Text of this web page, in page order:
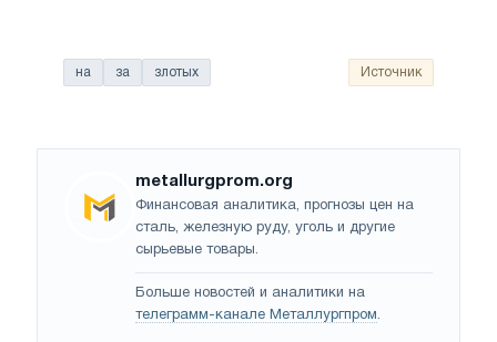
на за злотых Источник
metallurgprom.org
Финансовая аналитика, прогнозы цен на
сталь, железную руду, уголь и другие
сырьевые товары.
Больше новостей и аналитики на
телеграмм-канале Металлургпром.